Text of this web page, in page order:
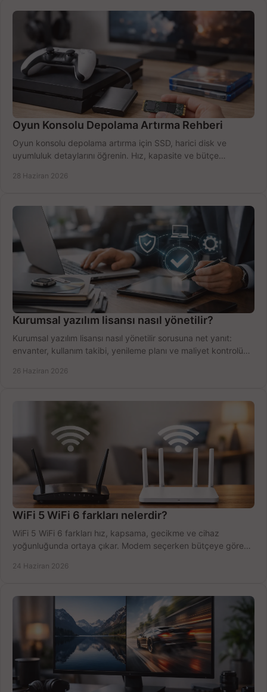
Oyun Konsolu Depolama Artırma Rehberi
Oyun konsolu depolama artırma için SSD, harici disk ve
uyumluluk detaylarını öğrenin. Hız, kapasite ve bütçe
28 Haziran 2026
Kurumsal yazılım lisansı nasıl yönetilir?
Kurumsal yazılım lisansı nasıl yönetilir sorusuna net yanıt:
envanter, kullanım takibi, yenileme planı ve maliyet kontrolü
26 Haziran 2026
WiFi 5 WiFi 6 farkları nelerdir?
WiFi 5 WiFi 6 farkları hız, kapsama, gecikme ve cihaz
yoğunluğunda ortaya çıkar. Modem seçerken bütçeye göre
24 Haziran 2026